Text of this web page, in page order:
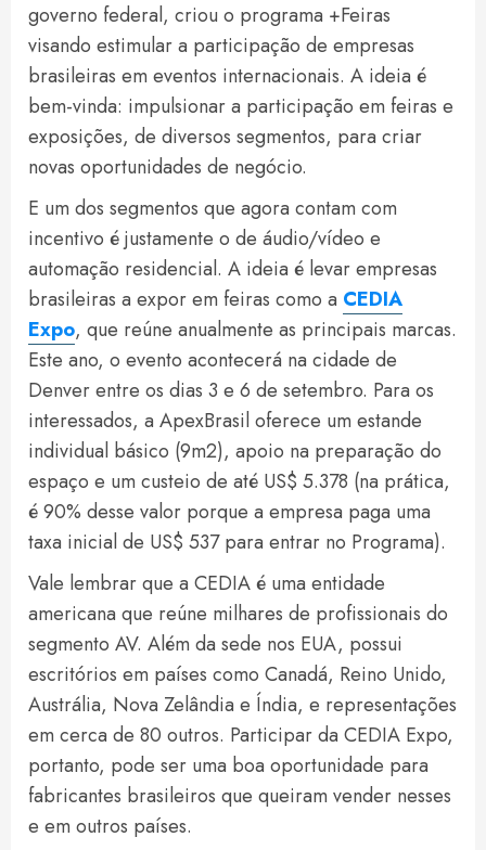
governo federal, criou o programa +Feiras
visando estimular a participação de empresas
brasileiras em eventos internacionais. A ideia é
bem-vinda: impulsionar a participação em feiras e
exposições, de diversos segmentos, para criar
novas oportunidades de negócio.
E um dos segmentos que agora contam com
incentivo é justamente o de áudio/vídeo e
automação residencial. A ideia é levar empresas
brasileiras a expor em feiras como a CEDIA
Expo, que reúne anualmente as principais marcas.
Este ano, o evento acontecerá na cidade de
Denver entre os dias 3 e 6 de setembro. Para os
interessados, a ApexBrasil oferece um estande
individual básico (9m2), apoio na preparação do
espaço e um custeio de até US$ 5.378 (na prática,
é 90% desse valor porque a empresa paga uma
taxa inicial de US$ 537 para entrar no Programa).
Vale lembrar que a CEDIA é uma entidade
americana que reúne milhares de profissionais do
segmento AV. Além da sede nos EUA, possui
escritórios em países como Canadá, Reino Unido,
Austrália, Nova Zelândia e Índia, e representações
em cerca de 80 outros. Participar da CEDIA Expo,
portanto, pode ser uma boa oportunidade para
fabricantes brasileiros que queiram vender nesses
e em outros países.